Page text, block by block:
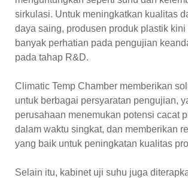
sirkulasi. Untuk meningkatkan kualitas
daya saing, produsen produk plastik kini
banyak perhatian pada pengujian
pada tahap R&D.
Climatic Temp Chamber memberikan
untuk berbagai persyaratan pengujian,
perusahaan menemukan potensi cacat
dalam waktu singkat, dan memberikan
yang baik untuk peningkatan kualitas
Selain itu, kabinet uji suhu juga